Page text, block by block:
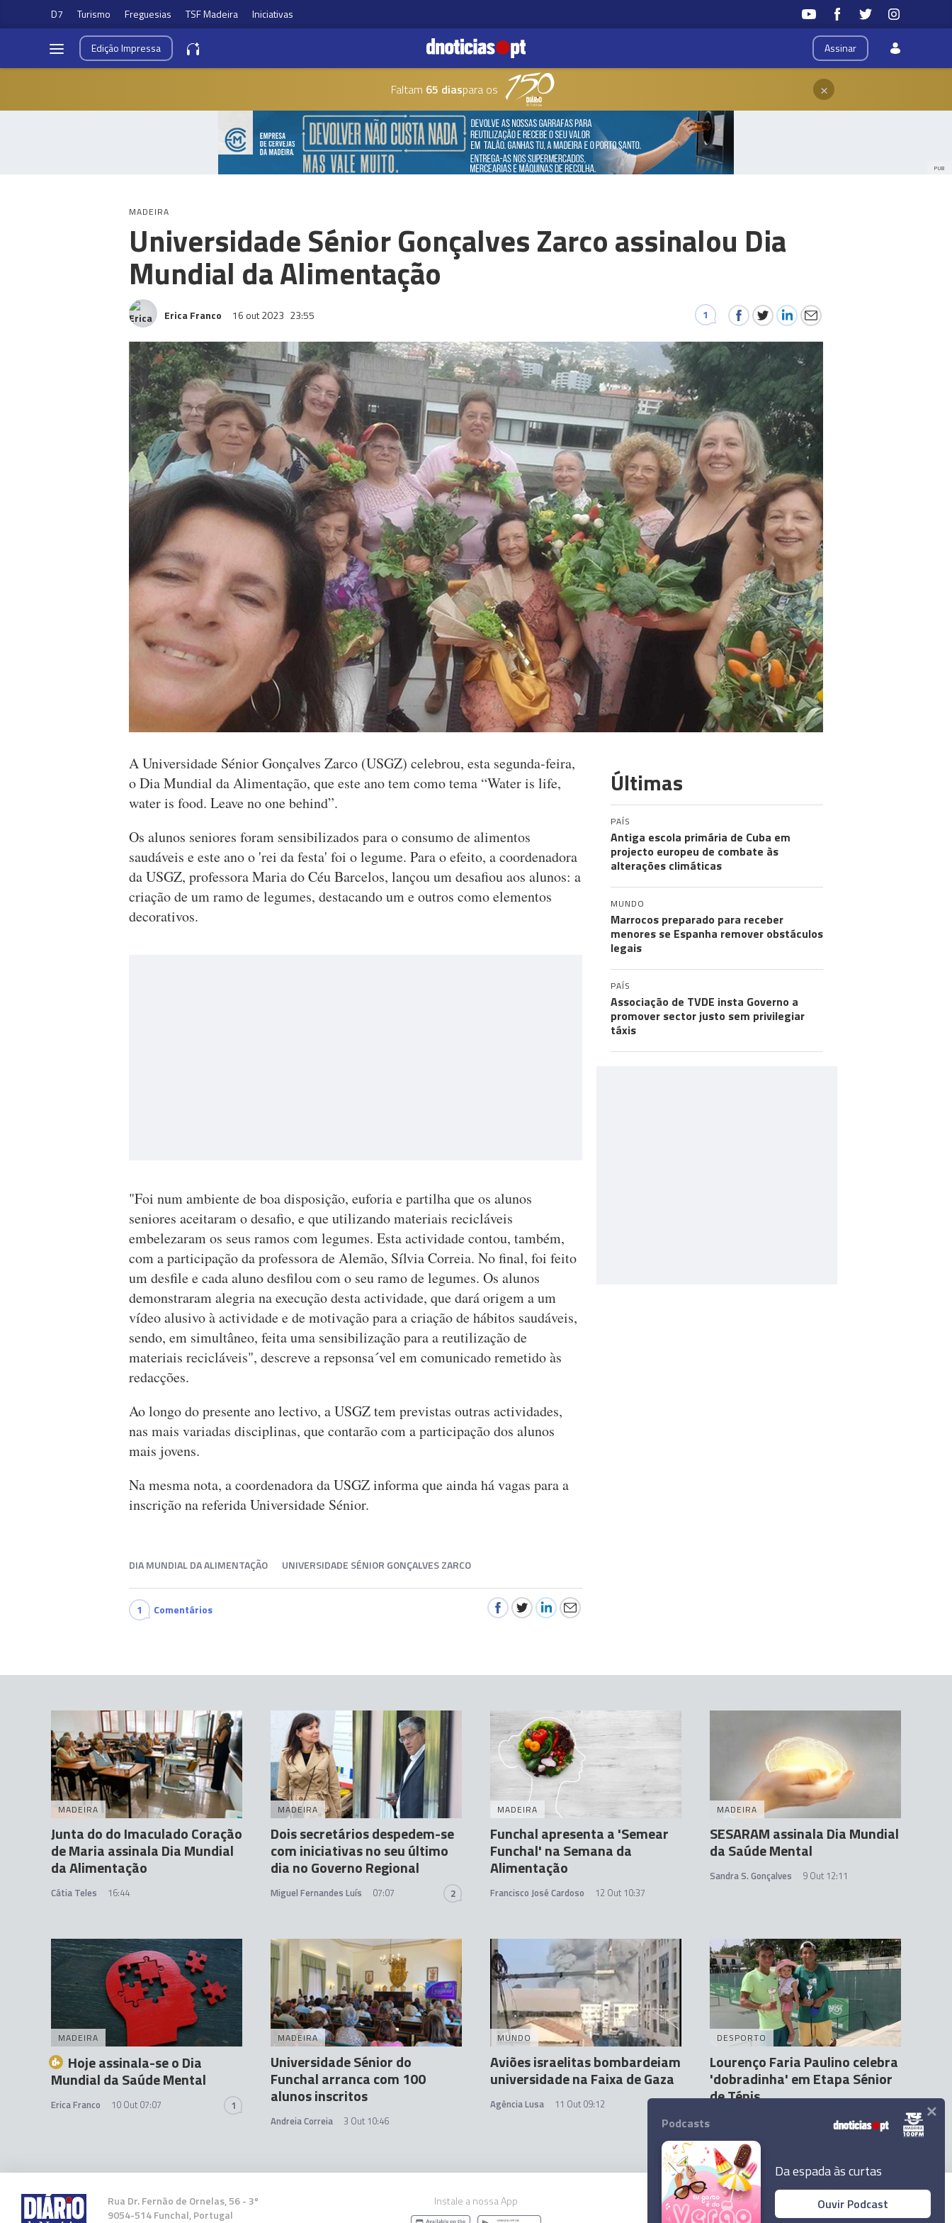
D7 Turismo Freguesias TSF Madeira Iniciativas
Assinar
EdiçãoImpressa
Faltam 65 diaspara os ×
PUB
MADEIRA
Universidade Sénior Gonçalves Zarco assinalou Dia
Mundial da Alimentação
Erica Franco 16 out 2023 23:55 1
A Universidade Sénior Gonçalves Zarco (USGZ) celebrou, esta segunda-feira,
o Dia Mundial da Alimentação, que este ano tem como tema “Water is life,
water is food. Leave no one behind”.
Os alunos seniores foram sensibilizados para o consumo de alimentos
saudáveis e este ano o 'rei da festa' foi o legume. Para o efeito, a coordenadora
da USGZ, professora Maria do Céu Barcelos, lançou um desafiou aos alunos: a
criação de um ramo de legumes, destacando um e outros como elementos
decorativos.
"Foi num ambiente de boa disposição, euforia e partilha que os alunos
seniores aceitaram o desafio, e que utilizando materiais recicláveis
embelezaram os seus ramos com legumes. Esta actividade contou, também,
com a participação da professora de Alemão, Sílvia Correia. No final, foi feito
um desfile e cada aluno desfilou com o seu ramo de legumes. Os alunos
demonstraram alegria na execução desta actividade, que dará origem a um
vídeo alusivo à actividade e de motivação para a criação de hábitos saudáveis,
sendo, em simultâneo, feita uma sensibilização para a reutilização de
materiais recicláveis", descreve a repsonsa´vel em comunicado remetido às
redacções.
Ao longo do presente ano lectivo, a USGZ tem previstas outras actividades,
nas mais variadas disciplinas, que contarão com a participação dos alunos
mais jovens.
Na mesma nota, a coordenadora da USGZ informa que ainda há vagas para a
inscrição na referida Universidade Sénior.
DIA MUNDIAL DA ALIMENTAÇÃO UNIVERSIDADE SÉNIOR GONÇALVES ZARCO
1 Comentários
Últimas
PAÍS
Antiga escola primária de Cuba em
projecto europeu de combate às
alterações climáticas
MUNDO
Marrocos preparado para receber
menores se Espanha remover obstáculos
legais
PAÍS
Associação de TVDE insta Governo a
promover sector justo sem privilegiar
táxis
MADEIRA
Junta do do Imaculado Coração
de Maria assinala Dia Mundial
da Alimentação
Cátia Teles 16:44
MADEIRA
Dois secretários despedem-se
com iniciativas no seu último
dia no Governo Regional
Miguel Fernandes Luís 07:07 2
MADEIRA
Funchal apresenta a 'Semear
Funchal' na Semana da
Alimentação
Francisco José Cardoso 12 Out 10:37
MADEIRA
SESARAM assinala Dia Mundial
da Saúde Mental
Sandra S. Gonçalves 9 Out 12:11
MADEIRA
Hoje assinala-se o Dia
Mundial da Saúde Mental
Erica Franco 10 Out 07:07 1
MADEIRA
Universidade Sénior do
Funchal arranca com 100
alunos inscritos
Andreia Correia 3 Out 10:46
MUNDO
Aviões israelitas bombardeiam
universidade na Faixa de Gaza
Agência Lusa 11 Out 09:12
DESPORTO
Lourenço Faria Paulino celebra
'dobradinha' em Etapa Sénior
de Ténis
Rua Dr. Fernão de Ornelas, 56 - 3º
9054-514 Funchal, Portugal
Instale a nossa App
Podcasts
Da espada às curtas
Ouvir Podcast
×